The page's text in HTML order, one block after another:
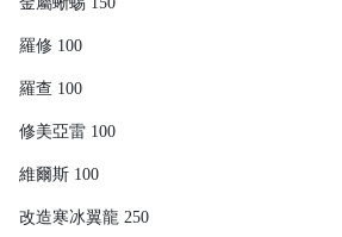
羅修 100
羅查 100
修美亞雷 100
維爾斯 100
改造寒冰翼龍 250